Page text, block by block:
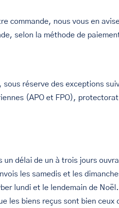
commande, nous vous en
selon la méthode de
réserve des exceptions
(APO et FPO), protectorat
un délai de un à trois jours
les samedis et les
lundi et le lendemain de
les biens reçus sont bien ceux